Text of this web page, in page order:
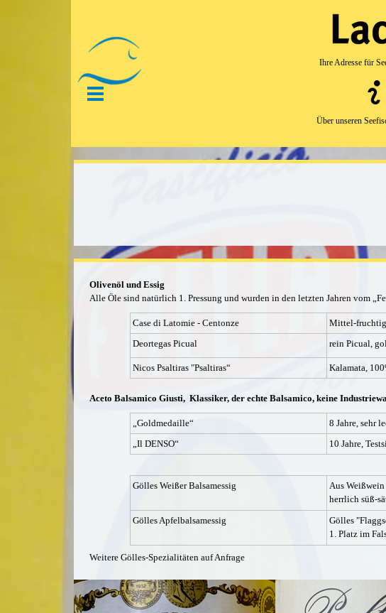
Ihre Adresse für
Über unseren
Menü überspringen
Olivenöl und Essig
Alle Öle sind natürlich 1. Pressung und wurden in den letzten Jahren vom
Case di Latomie - Centonze Mittel-
Deortegas Picual
rein Picual,
Nicos Psaltiras "Psaltiras“ Kalamata,
Aceto Balsamico Giusti, Klassiker, der echte Balsamico, keine
„Goldmedaille“ 8 Jahre, sehr
„Il DENSO“
10 Jahre,
Gölles Weißer Balsamessig
Aus
herrlich süß-
Gölles Apfelbalsamessig
Gölles
1. Platz im
Weitere Gölles-Spezialitäten auf Anfrage